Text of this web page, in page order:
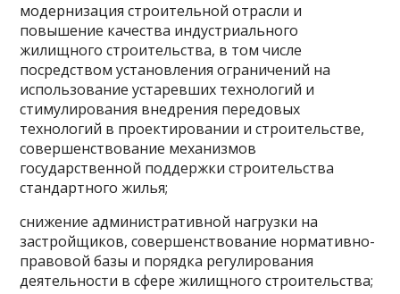
модернизация строительной отрасли и
повышение качества индустриального
жилищного строительства, в том числе
посредством установления ограничений на
использование устаревших технологий и
стимулирования внедрения передовых
технологий в проектировании и строительстве,
совершенствование механизмов
государственной поддержки строительства
стандартного жилья;
снижение административной нагрузки на
застройщиков, совершенствование нормативно-
правовой базы и порядка регулирования
деятельности в сфере жилищного строительства;